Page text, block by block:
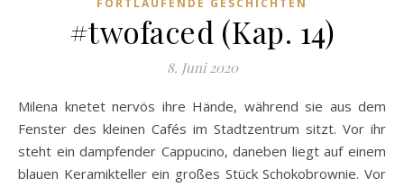
FORTLAUFENDE GESCHICHTEN
#twofaced (Kap. 14)
8. Juni 2020
Milena knetet nervös ihre Hände, während sie aus dem
Fenster des kleinen Cafés im Stadtzentrum sitzt. Vor ihr
steht ein dampfender Cappucino, daneben liegt auf einem
blauen Keramikteller ein großes Stück Schokobrownie. Vor